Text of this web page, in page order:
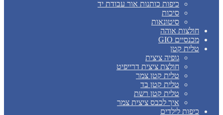
כיפות כותנות אור עבודת יד
סיכות
סיטונאות
חולצות אוהה
מכנסיים GIO
טלית קטן
גופיה ציצית
חולצת ציצית דרייפיט
טלית קטן צמר
טלית קטן בד
טלית קטן רשת
איך לכבס ציצית צמר
כיפות לילדים